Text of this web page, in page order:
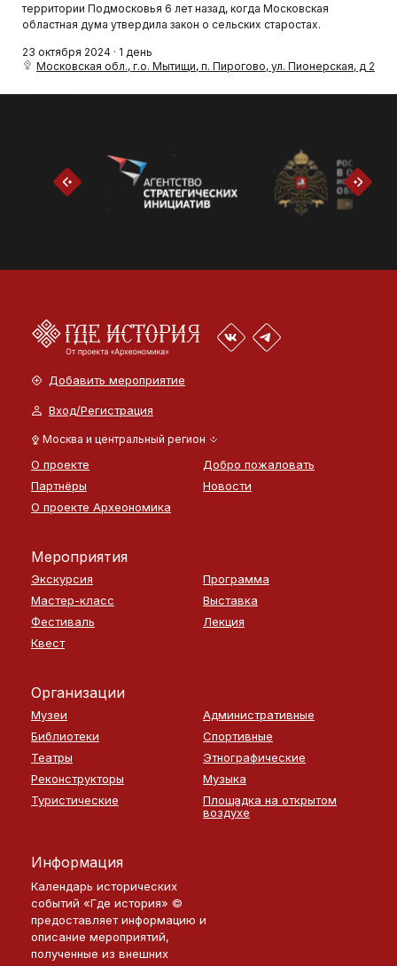
территории Подмосковья 6 лет назад, когда Московская
областная дума утвердила закон о сельских старостах.
23 октября 2024 · 1 день
Московская обл., г.о. Мытищи, п. Пирогово, ул. Пионерская, д 2
Добавить мероприятие
Вход/Регистрация
Москва и центральный регион
О проекте
Добро пожаловать
Партнёры
Новости
О проекте Археономика
Мероприятия
Экскурсия
Программа
Мастер-класс
Выставка
Фестиваль
Лекция
Квест
Организации
Музеи
Административные
Библиотеки
Спортивные
Театры
Этнографические
Реконструкторы
Музыка
Туристические
Площадка на открытом
воздухе
Информация
Календарь исторических
событий «Где история» ©
предоставляет информацию и
описание мероприятий,
полученные из внешних